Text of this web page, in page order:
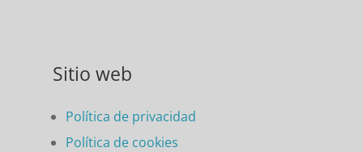
Sitio web
Política de privacidad
Política de cookies